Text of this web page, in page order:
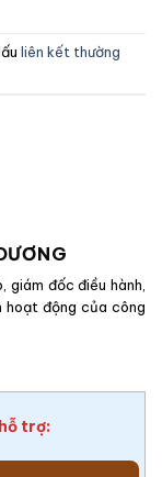
liên kết thường
giám đốc điều hành,
hoạt động của công
trợ: